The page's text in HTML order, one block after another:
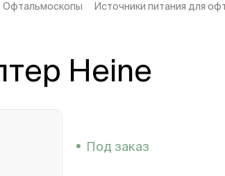
Офтальмоскопы Источники питания для
Heine
Под заказ